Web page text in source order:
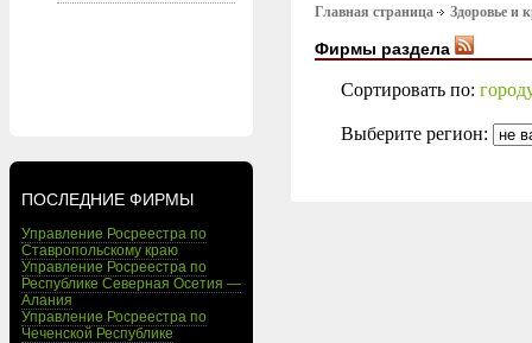
ПОСЛЕДНИЕ ФИРМЫ
Управление Росреестра по
Ставропольскому краю
Управление Росреестра по
Республике Северная Осетия —
Алания
Управление Росреестра по
Чеченской Республике
Главная страница Здоровье и
Фирмы раздела
Сортировать по:
Выберите регион: